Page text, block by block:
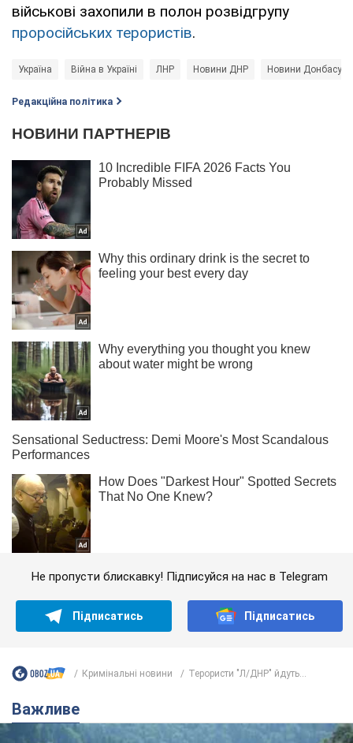
військові захопили в полон розвідгрупу
проросійських терористів.
Україна Війна в Україні ЛНР Новини ДНР Новини Донбасу
Редакційна політика
Не пропусти блискавку! Підписуйся на нас в Telegram
Підписатись Підписатись
Кримінальні новини Терористи "Л/ДНР" йдуть...
Важливе